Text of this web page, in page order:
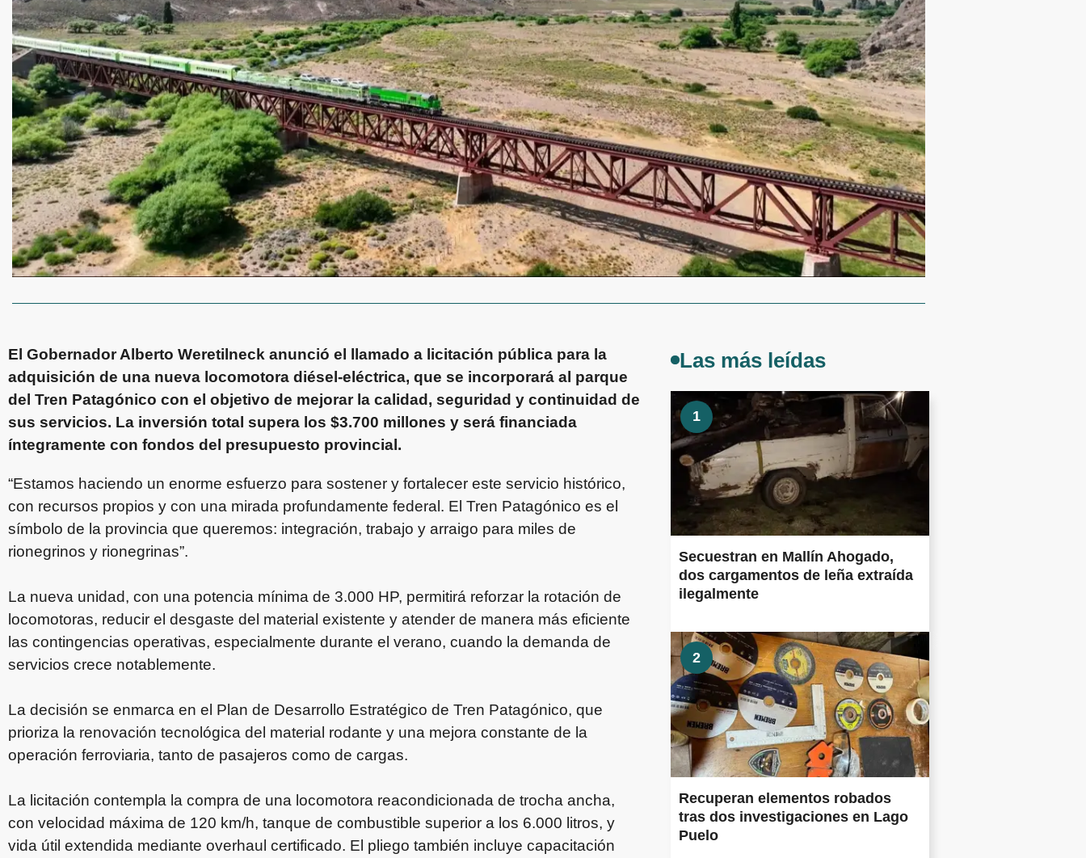
El Gobernador Alberto Weretilneck anunció el llamado a licitación pública para la
adquisición de una nueva locomotora diésel-eléctrica, que se incorporará al parque
del Tren Patagónico con el objetivo de mejorar la calidad, seguridad y continuidad de
sus servicios. La inversión total supera los $3.700 millones y será financiada
íntegramente con fondos del presupuesto provincial.
“Estamos haciendo un enorme esfuerzo para sostener y fortalecer este servicio histórico,
con recursos propios y con una mirada profundamente federal. El Tren Patagónico es el
símbolo de la provincia que queremos: integración, trabajo y arraigo para miles de
rionegrinos y rionegrinas”.
La nueva unidad, con una potencia mínima de 3.000 HP, permitirá reforzar la rotación de
locomotoras, reducir el desgaste del material existente y atender de manera más eficiente
las contingencias operativas, especialmente durante el verano, cuando la demanda de
servicios crece notablemente.
La decisión se enmarca en el Plan de Desarrollo Estratégico de Tren Patagónico, que
prioriza la renovación tecnológica del material rodante y una mejora constante de la
operación ferroviaria, tanto de pasajeros como de cargas.
La licitación contempla la compra de una locomotora reacondicionada de trocha ancha,
con velocidad máxima de 120 km/h, tanque de combustible superior a los 6.000 litros, y
vida útil extendida mediante overhaul certificado. El pliego también incluye capacitación
Las más leídas
1
Secuestran en Mallín Ahogado,
dos cargamentos de leña extraída
ilegalmente
2
Recuperan elementos robados
tras dos investigaciones en Lago
Puelo